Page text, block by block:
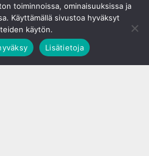
toiminnoissa, ominaisuuksissa ja
Käyttämällä sivustoa hyväksyt
käytön.
Lisätietoja